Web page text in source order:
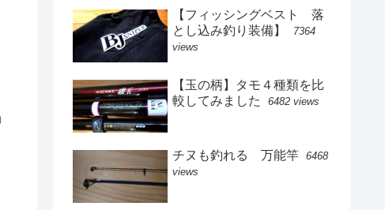
【フィッシングベスト 落
とし込み釣り装備】
7364
views
【玉の柄】タモ４種類を比
較してみました
6482 views
チヌも釣れる 万能竿 6468
views